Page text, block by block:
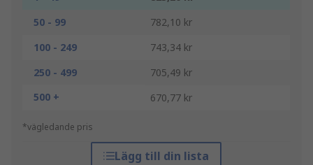
50 - 99
782,10 kr
100 - 249
743,34 kr
250 - 499
705,49 kr
500 +
670,77 kr
*vägledande pris
Lägg till din lista